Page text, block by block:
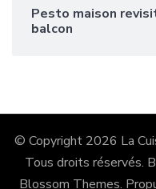
Pesto maison
balcon
© Copyright 2026 La
Tous droits réservés.
Blossom Themes.